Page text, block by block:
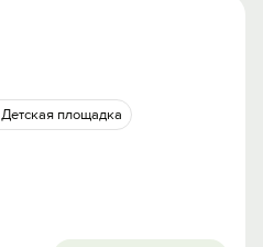
Детская площадка